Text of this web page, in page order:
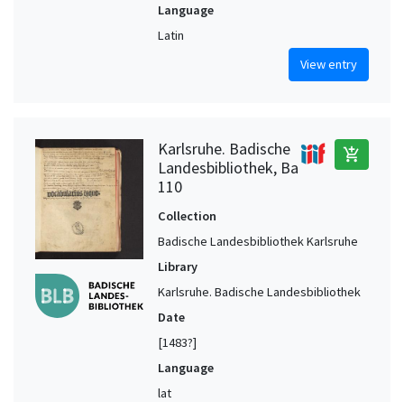
Language
Latin
View entry
Karlsruhe. Badische
Landesbibliothek, Ba
110
add_shopping_cart
Collection
Badische Landesbibliothek Karlsruhe
Library
Karlsruhe. Badische Landesbibliothek
Date
[1483?]
Language
lat